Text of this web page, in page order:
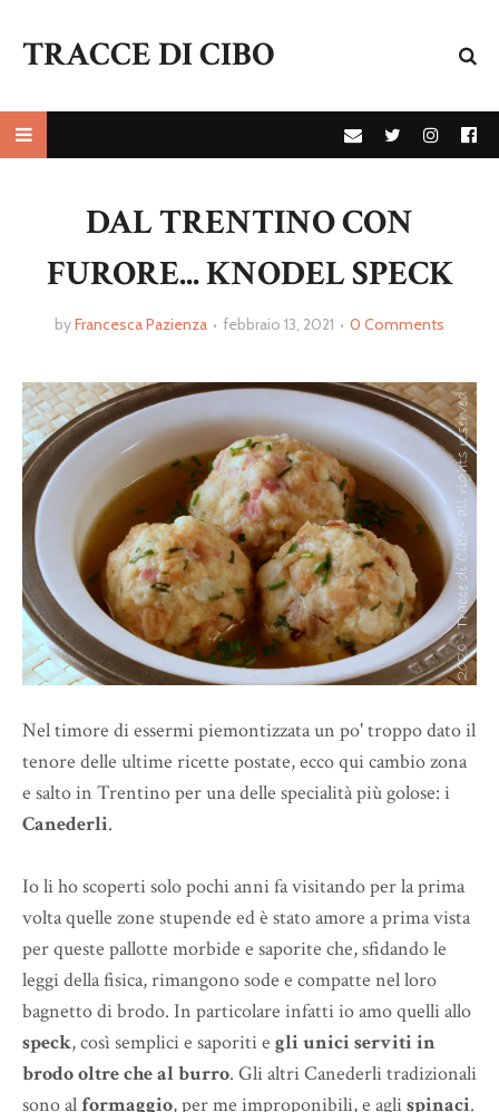
TRACCE DI CIBO
DAL TRENTINO CON
FURORE... KNODEL SPECK
byFrancesca Pazienza febbraio 13, 2021 0 Comments
Nel timore di essermi piemontizzata un po' troppo dato il
tenore delle ultime ricette postate, ecco qui cambio zona
e salto in Trentino per una delle specialità più golose: i
Canederli.
Io li ho scoperti solo pochi anni fa visitando per la prima
volta quelle zone stupende ed è stato amore a prima vista
per queste pallotte morbide e saporite che, sfidando le
leggi della fisica, rimangono sode e compatte nel loro
bagnetto di brodo. In particolare infatti io amo quelli allo
speck, così semplici e saporiti e gli unici serviti in
brodo oltre che al burro. Gli altri Canederli tradizionali
sono alformaggio, per me improponibili, e aglispinaci.